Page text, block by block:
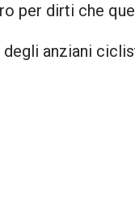
per dirti che
anziani